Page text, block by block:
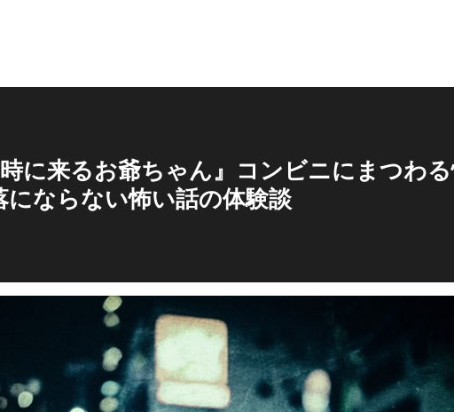
時に来るお爺ちゃん』コンビニにまつわ
にならない怖い話の体験談